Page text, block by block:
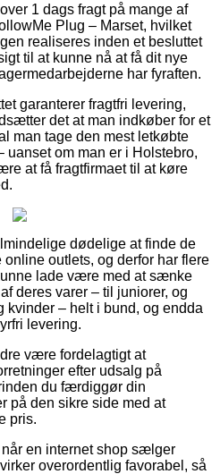
1 dags fragt på mange af
Plug – Marset, hvilket
realiseres inden et besluttet
til at kunne nå at få dit nye
har fyraften.
garanterer fragtfri levering,
det at man indkøber for et
man tage den mest letkøbte
uanset om man er i Holstebro,
at få fragtfirmaet til at køre
dødelige at finde de
outlets, og derfor har flere
lade være med at sænke
deres varer – til juniorer, og
– helt i bund, og endda
levering.
være fordelagtigt at
efter udsalg på
du færdiggør din
på den sikre side med at
pris.
en internet shop sælger
overordentlig favorabel, så